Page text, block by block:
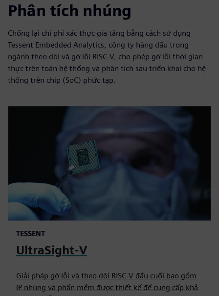
Phân tích nhúng
Chống lại chi phí xác thực gia tăng bằng cách sử dụng
Tessent Embedded Analytics, công ty hàng đầu trong
ngành theo dõi và gỡ lỗi RISC-V, cho phép gỡ lỗi thời gian
thực trên toàn hệ thống và phân tích sau triển khai cho hệ
thống trên chip (SoC) phức tạp.
TESSENT
UltraSight-V
Giải pháp gỡ lỗi và theo dõi RISC-V đầu cuối bao gồm
IP nhúng và phần mềm được thiết kế để cung cấp khả